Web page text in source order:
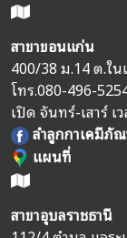
สาขาขอนแก่น
400/38 ม.14 ต.ใ
โทร.080-496-
เปิด จันทร์-เสาร์ เ
ลำลูกกาเคมีภั
แผนที่
สาขาอุบลราชธานี